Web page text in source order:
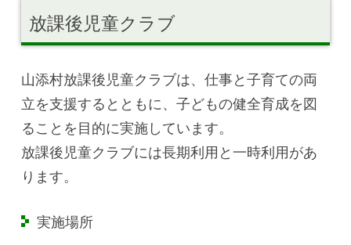
放課後児童クラブ
山添村放課後児童クラブは、仕事と子育ての両
立を支援するとともに、子どもの健全育成を図
ることを目的に実施しています。
放課後児童クラブには長期利用と一時利用があ
ります。
実施場所